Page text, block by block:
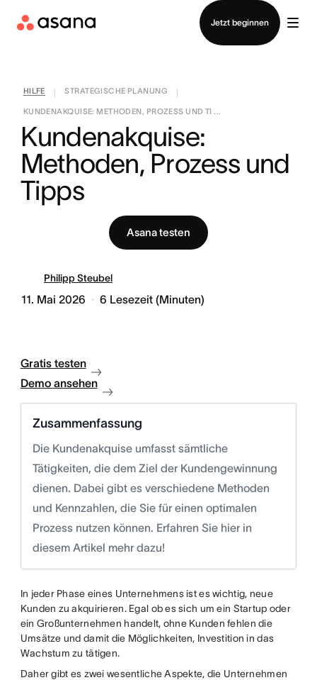
Jetzt beginnen
Vertrieb kontaktieren
HILFE STRATEGISCHE PLANUNG
KUNDENAKQUISE: METHODEN, PROZESS UND TI ...
Kundenakquise:
Methoden, Prozess und
Tipps
Asana testen
Philipp Steubel
11. Mai 2026 6 Lesezeit (Minuten)
Gratis testen
Demo ansehen
Zusammenfassung
Die Kundenakquise umfasst sämtliche
Tätigkeiten, die dem Ziel der Kundengewinnung
dienen. Dabei gibt es verschiedene Methoden
und Kennzahlen, die Sie für einen optimalen
Prozess nutzen können. Erfahren Sie hier in
diesem Artikel mehr dazu!
In jeder Phase eines Unternehmens ist es wichtig, neue
Kunden zu akquirieren. Egal ob es sich um ein Startup oder
ein Großunternehmen handelt, ohne Kunden fehlen die
Umsätze und damit die Möglichkeiten, Investition in das
Wachstum zu tätigen.
Daher gibt es zwei wesentliche Aspekte, die Unternehmen